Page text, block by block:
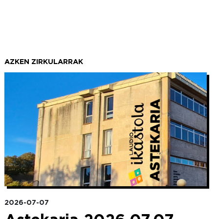
AZKEN ZIRKULARRAK
2026-07-07